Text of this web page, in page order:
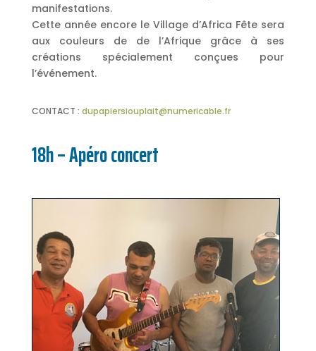
manifestations.
Cette année encore le Village d’Africa Fête sera
aux couleurs de de l’Afrique grâce à ses
créations spécialement conçues pour
l’événement.
CONTACT : dupapiersiouplait@numericable.fr
18h – Apéro concert